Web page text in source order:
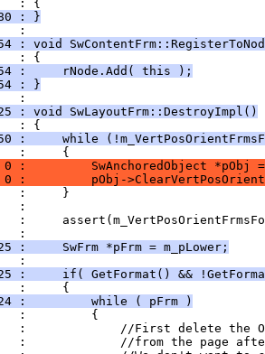
: }
: void
:     rNode.Add( this );
: }
: void SwLayoutFrm::DestroyImpl()
:     while
0 :         SwAnchoredObject *pObj
0 :         pObj-
:     SwFrm *pFrm = m_pLower;
:     if( GetFormat() &&
:         while ( pFrm )